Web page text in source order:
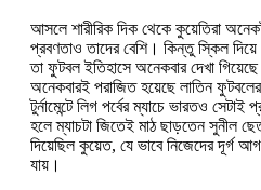
আসলে শারীরিক দিক থেকে কুয়েতিরা
প্রবণতাও তাদের বেশি। কিন্তু স্কিল দিয়ে
তা ফুটবল ইতিহাসে অনেকবার দেখা
অনেকবারই পরাজিত হয়েছে লাতিন
টুর্নামেন্টে লিগ পর্বের ম্যাচে ভারতও
হলে ম্যাচটা জিতেই মাঠ ছাড়তেন সুনীল
দিয়েছিল কুয়েত, যে ভাবে নিজেদের দূর্গ
যায়।